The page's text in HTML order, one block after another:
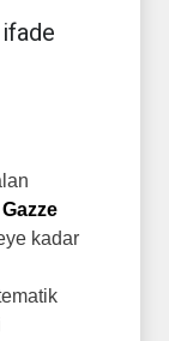
ifade
Gazze
kadar